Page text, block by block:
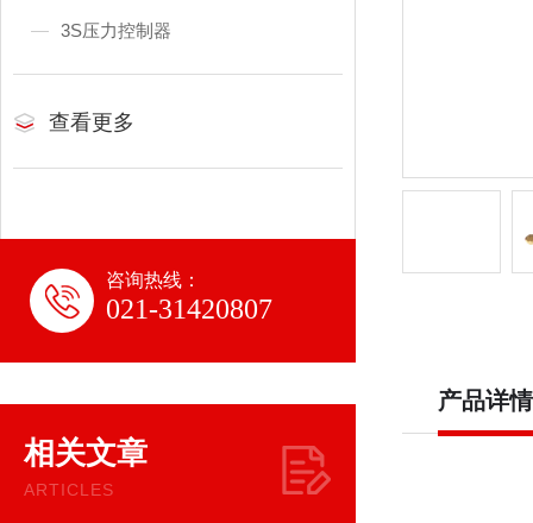
3S压力控制器
查看更多
咨询热线：
021-31420807
相关文章
ARTICLES
产品详情